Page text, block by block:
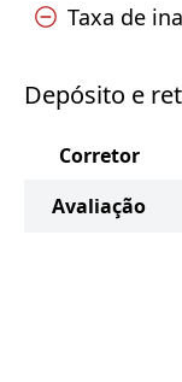
Taxa de
Depósito e
Corretor
Avaliação